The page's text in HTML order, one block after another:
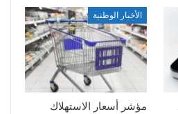
الأخبار الوطنية
مؤشر أسعار الاستهلاك